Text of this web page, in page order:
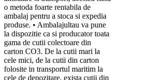
o metoda foarte rentabila de
ambalaj pentru a stoca si expedia
produse. • Ambalajultau va pune
la dispozitie ca si producator toata
gama de cutii colectoare din
carton CO3. De la cutii mari la
cele mici, de la cutii din carton
folosite in transportul maritim la
cele de depozitare, exista cutii din